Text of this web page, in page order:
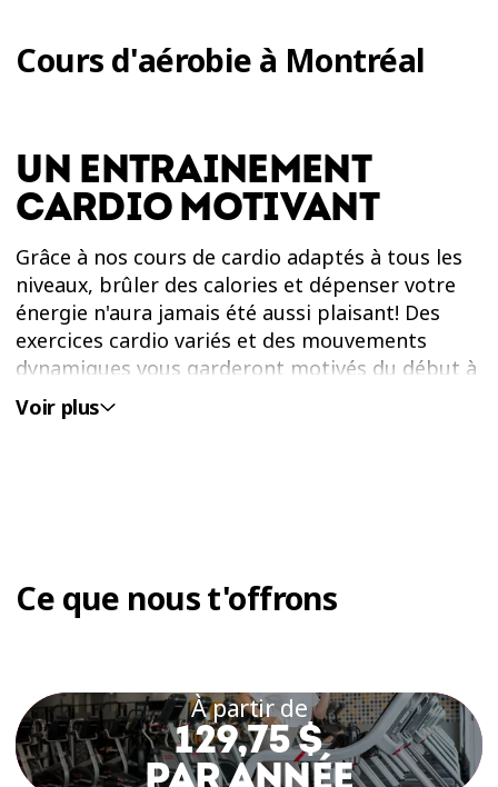
Cours d'aérobie à Montréal
UN ENTRAINEMENT
CARDIO MOTIVANT
Grâce à nos cours de cardio adaptés à tous les
niveaux, brûler des calories et dépenser votre
énergie n'aura jamais été aussi plaisant! Des
exercices cardio variés et des mouvements
dynamiques vous garderont motivés du début à
la fin.
cardiovasculaire
Stimuler votre système
Améliorer votre humeur
Brûler des calories
Voir plus
Ce que nous t'offrons
À partir de
129,75 $